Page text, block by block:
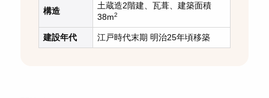
構造
土蔵造2階建、瓦葺、建築面積
38m2
建設年代 江戸時代末期 明治25年頃移築